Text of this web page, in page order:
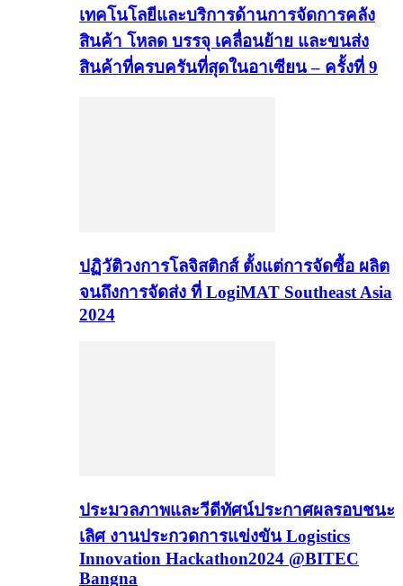
เทคโนโลยีและบริการด้านการจัดการคลัง
สินค้า โหลด บรรจุ เคลื่อนย้าย และขนส่ง
สินค้าที่ครบครันที่สุดในอาเซียน – ครั้งที่ 9
ปฏิวัติวงการโลจิสติกส์ ตั้งแต่การจัดซื้อ ผลิต
จนถึงการจัดส่ง ที่ LogiMAT Southeast Asia
2024
ประมวลภาพและวีดีทัศน์ประกาศผลรอบชนะ
เลิศ งานประกวดการแข่งขัน Logistics
Innovation Hackathon2024 @BITEC
Bangna